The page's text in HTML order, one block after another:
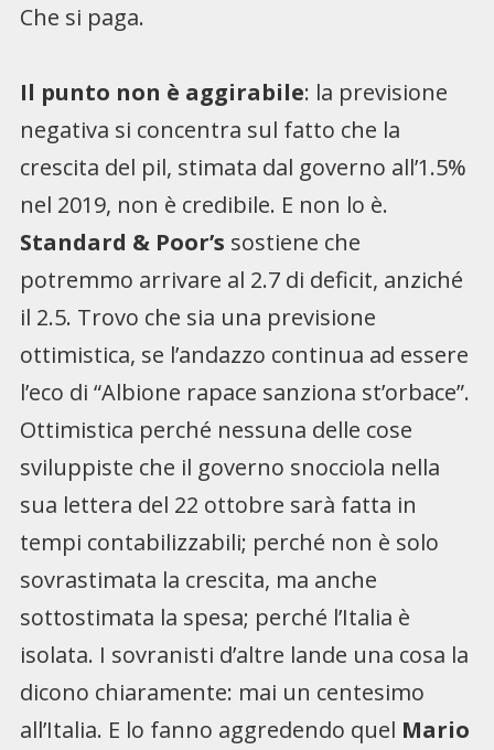
Che si paga.
Il punto non è aggirabile: la previsione
negativa si concentra sul fatto che la
crescita del pil, stimata dal governo all’1.5%
nel 2019, non è credibile. E non lo è.
Standard & Poor’s sostiene che
potremmo arrivare al 2.7 di deficit, anziché
il 2.5. Trovo che sia una previsione
ottimistica, se l’andazzo continua ad essere
l’eco di “Albione rapace sanziona st’orbace”.
Ottimistica perché nessuna delle cose
sviluppiste che il governo snocciola nella
sua lettera del 22 ottobre sarà fatta in
tempi contabilizzabili; perché non è solo
sovrastimata la crescita, ma anche
sottostimata la spesa; perché l’Italia è
isolata. I sovranisti d’altre lande una cosa la
dicono chiaramente: mai un centesimo
all’Italia. E lo fanno aggredendo quel Mario